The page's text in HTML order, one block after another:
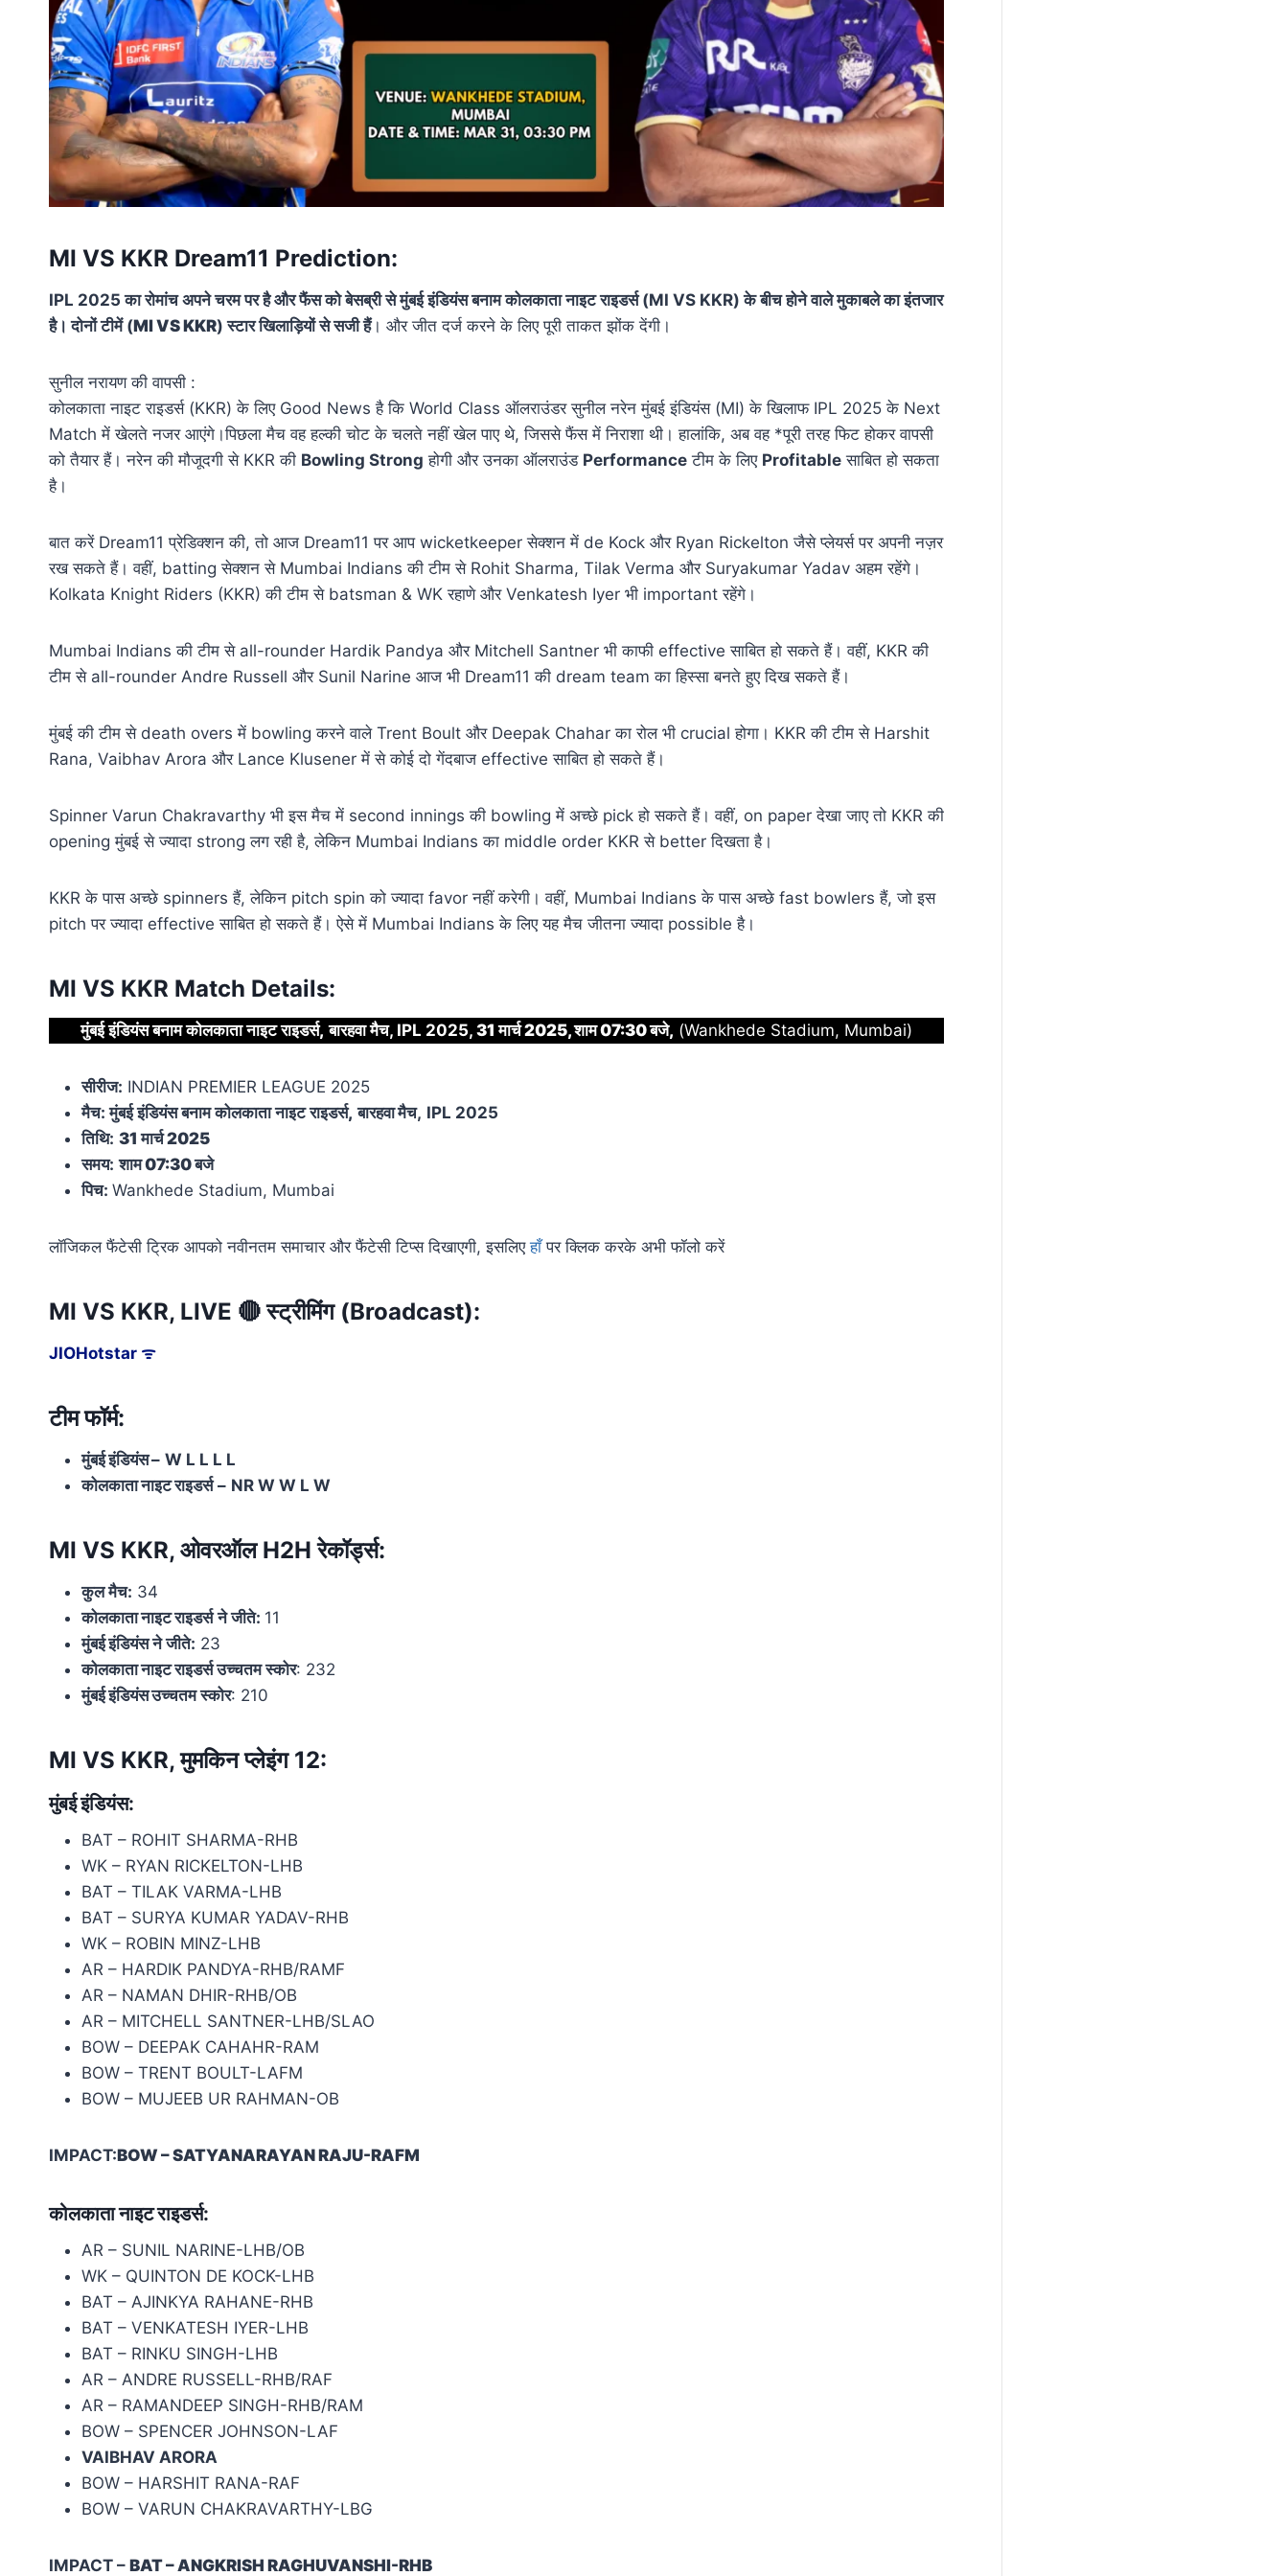
MI VS KKR Dream11 Prediction:
IPL 2025 का रोमांच अपने चरम पर है और फैंस को बेसब्री से मुंबई इंडियंस बनाम कोलकाता नाइट राइडर्स (MI VS KKR) के बीच होने वाले मुकाबले का इंतजार
है। दोनों टीमें (MI VS KKR) स्टार खिलाड़ियों से सजी हैं। और जीत दर्ज करने के लिए पूरी ताकत झोंक देंगी।
सुनील नरायण की वापसी :
कोलकाता नाइट राइडर्स (KKR) के लिए Good News है कि World Class ऑलराउंडर सुनील नरेन मुंबई इंडियंस (MI) के खिलाफ IPL 2025 के Next
Match में खेलते नजर आएंगे।पिछला मैच वह हल्की चोट के चलते नहीं खेल पाए थे, जिससे फैंस में निराशा थी। हालांकि, अब वह *पूरी तरह फिट होकर वापसी
को तैयार हैं। नरेन की मौजूदगी से KKR की Bowling Strong होगी और उनका ऑलराउंड Performance टीम के लिए Profitable साबित हो सकता
है।
बात करें Dream11 प्रेडिक्शन की, तो आज Dream11 पर आप wicketkeeper सेक्शन में de Kock और Ryan Rickelton जैसे प्लेयर्स पर अपनी नज़र
रख सकते हैं। वहीं, batting सेक्शन से Mumbai Indians की टीम से Rohit Sharma, Tilak Verma और Suryakumar Yadav अहम रहेंगे।
Kolkata Knight Riders (KKR) की टीम से batsman & WK रहाणे और Venkatesh Iyer भी important रहेंगे।
Mumbai Indians की टीम से all-rounder Hardik Pandya और Mitchell Santner भी काफी effective साबित हो सकते हैं। वहीं, KKR की
टीम से all-rounder Andre Russell और Sunil Narine आज भी Dream11 की dream team का हिस्सा बनते हुए दिख सकते हैं।
मुंबई की टीम से death overs में bowling करने वाले Trent Boult और Deepak Chahar का रोल भी crucial होगा। KKR की टीम से Harshit
Rana, Vaibhav Arora और Lance Klusener में से कोई दो गेंदबाज effective साबित हो सकते हैं।
Spinner Varun Chakravarthy भी इस मैच में second innings की bowling में अच्छे pick हो सकते हैं। वहीं, on paper देखा जाए तो KKR की
opening मुंबई से ज्यादा strong लग रही है, लेकिन Mumbai Indians का middle order KKR से better दिखता है।
KKR के पास अच्छे spinners हैं, लेकिन pitch spin को ज्यादा favor नहीं करेगी। वहीं, Mumbai Indians के पास अच्छे fast bowlers हैं, जो इस
pitch पर ज्यादा effective साबित हो सकते हैं। ऐसे में Mumbai Indians के लिए यह मैच जीतना ज्यादा possible है।
MI VS KKR Match Details:
मुंबई इंडियंस बनाम कोलकाता नाइट राइडर्स, बारहवामैच, IPL 2025,31 मार्च 2025, शाम 07:30 बजे, (Wankhede Stadium, Mumbai)
सीरीज: INDIAN PREMIER LEAGUE 2025
मैच: मुंबई इंडियंस बनाम कोलकाता नाइट राइडर्स, बारहवामैच, IPL 2025
तिथि: 31 मार्च 2025
समय: शाम 07:30 बजे
पिच: Wankhede Stadium, Mumbai
लॉजिकल फैंटेसी ट्रिक आपको नवीनतम समाचार और फैंटेसी टिप्स दिखाएगी, इसलिएहाँपर क्लिक करके अभी फॉलो करें
MI VS KKR, LIVE 🔴 स्ट्रीमिंग (Broadcast):
JIOHotstar ᯤ
टीम फॉर्म:
मुंबई इंडियंस– W L L L L
कोलकाता नाइट राइडर्स – NR W W L W
MI VS KKR, ओवरऑल H2H रेकॉर्ड्स:
कुल मैच: 34
कोलकाता नाइट राइडर्स ने जीते: 11
मुंबई इंडियंसने जीते: 23
कोलकाता नाइट राइडर्सउच्चतम स्कोर: 232
मुंबई इंडियंसउच्चतम स्कोर: 210
MI VS KKR, मुमकिन प्लेइंग 12:
मुंबई इंडियंस:
BAT – ROHIT SHARMA-RHB
WK – RYAN RICKELTON-LHB
BAT – TILAK VARMA-LHB
BAT – SURYA KUMAR YADAV-RHB
WK – ROBIN MINZ-LHB
AR – HARDIK PANDYA-RHB/RAMF
AR – NAMAN DHIR-RHB/OB
AR – MITCHELL SANTNER-LHB/SLAO
BOW – DEEPAK CAHAHR-RAM
BOW – TRENT BOULT-LAFM
BOW – MUJEEB UR RAHMAN-OB
IMPACT:BOW – SATYANARAYAN RAJU-RAFM
कोलकाता नाइट राइडर्स:
AR – SUNIL NARINE-LHB/OB
WK – QUINTON DE KOCK-LHB
BAT – AJINKYA RAHANE-RHB
BAT – VENKATESH IYER-LHB
BAT – RINKU SINGH-LHB
AR – ANDRE RUSSELL-RHB/RAF
AR – RAMANDEEP SINGH-RHB/RAM
BOW – SPENCER JOHNSON-LAF
VAIBHAV ARORA
BOW – HARSHIT RANA-RAF
BOW – VARUN CHAKRAVARTHY-LBG
IMPACT – BAT – ANGKRISH RAGHUVANSHI-RHB